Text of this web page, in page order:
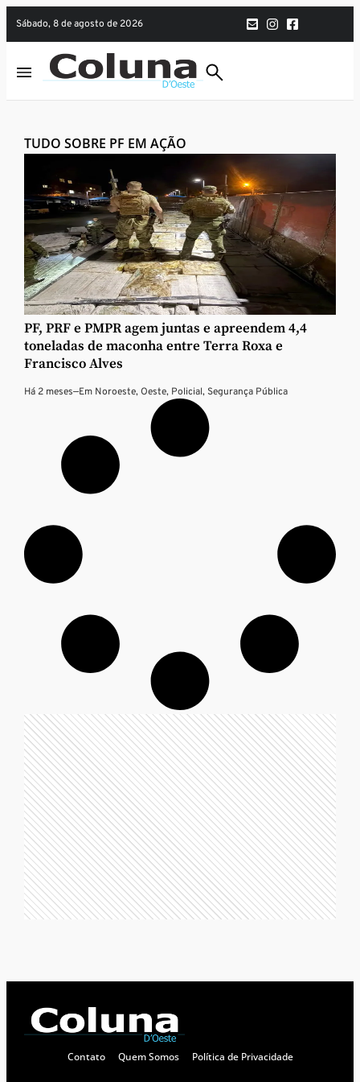
sábado, 8 de agosto de 2026
TUDO SOBRE PF EM AÇÃO
PF, PRF e PMPR agem juntas e apreendem 4,4
toneladas de maconha entre Terra Roxa e
Francisco Alves
Há 2 meses—Em Noroeste,Oeste, Policial, Segurança Pública
Contato Quem Somos Política de Privacidade